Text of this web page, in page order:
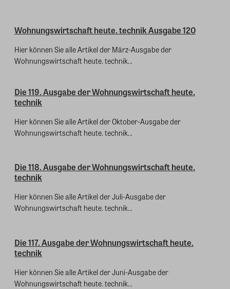
Wohnungswirtschaft heute. technik Ausgabe 120
Hier können Sie alle Artikel der März-Ausgabe der
Wohnungswirtschaft heute. technik...
Die 119. Ausgabe der Wohnungswirtschaft heute.
technik
Hier können Sie alle Artikel der Oktober-Ausgabe der
Wohnungswirtschaft heute. technik...
Die 118. Ausgabe der Wohnungswirtschaft heute.
technik
Hier können Sie alle Artikel der Juli-Ausgabe der
Wohnungswirtschaft heute. technik...
Die 117. Ausgabe der Wohnungswirtschaft heute.
technik
Hier können Sie alle Artikel der Juni-Ausgabe der
Wohnungswirtschaft heute. technik...